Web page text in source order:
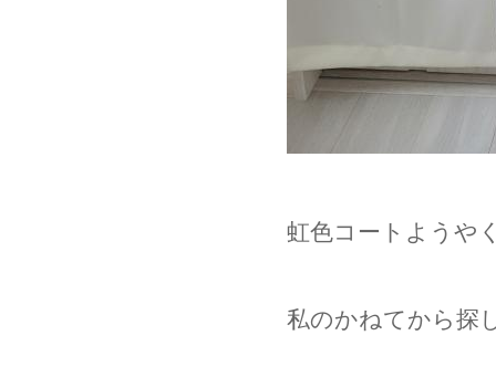
虹色コートようや
私のかねてから探